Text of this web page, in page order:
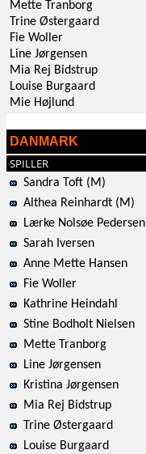
Mette Tranborg
Trine Østergaard
Fie Woller
Line Jørgensen
Mia Rej Bidstrup
Louise Burgaard
Mie Højlund
DANMARK
SPILLER
Sandra Toft (M)
Althea Reinhardt (M)
Lærke Nolsøe Pedersen
Sarah Iversen
Anne Mette Hansen
Fie Woller
Kathrine Heindahl
Stine Bodholt Nielsen
Mette Tranborg
Line Jørgensen
Kristina Jørgensen
Mia Rej Bidstrup
Trine Østergaard
Louise Burgaard